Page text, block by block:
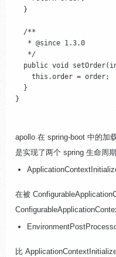
  }
  /**
   * @since 1.3.0
   */
public void
    this.order = order;
  }
}
apollo 在 spring-boot 中的加
是实现了两个 spring 生命周
在被
比